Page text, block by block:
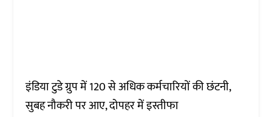
इंडिया टुडे ग्रुप में 120 से अधिक कर्मचारियों की छंटनी,
सुबह नौकरी पर आए, दोपहर में इस्तीफा